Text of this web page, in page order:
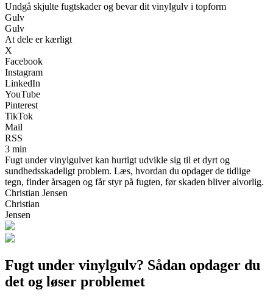
Undgå skjulte fugtskader og bevar dit vinylgulv i topform
Gulv
Gulv
At dele er kærligt
X
Facebook
Instagram
LinkedIn
YouTube
Pinterest
TikTok
Mail
RSS
3 min
Fugt under vinylgulvet kan hurtigt udvikle sig til et dyrt og
sundhedsskadeligt problem. Læs, hvordan du opdager de tidlige
tegn, finder årsagen og får styr på fugten, før skaden bliver alvorlig.
Christian Jensen
Christian
Jensen
Fugt under vinylgulv? Sådan opdager du
det og løser problemet